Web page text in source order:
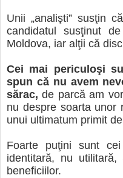
Unii „analişti” susţin
candidatul susţinut
Moldova, iar alţii că
Cei mai periculoşi
spun că nu avem
sărac, de parcă am
nu despre soarta unor
unui ultimatum primit
Foarte puţini sunt
identitară, nu
beneficiilor.